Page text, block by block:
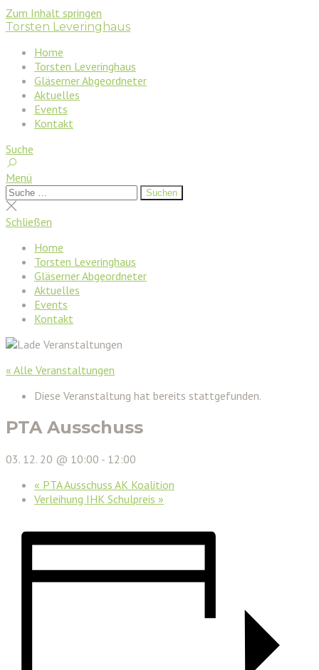
Zum Inhalt springen
Torsten Leveringhaus
Home
Torsten Leveringhaus
Gläserner Abgeordneter
Aktuelles
Events
Kontakt
Suche
Menü
Suchen
nach:
Suchen
Suche
schließen
Schließen
Home
Torsten Leveringhaus
Gläserner Abgeordneter
Aktuelles
Events
Kontakt
« Alle Veranstaltungen
Diese Veranstaltung hat bereits stattgefunden.
PTA Ausschuss
03. 12. 20 @ 10:00 - 12:00
« PTA Ausschuss AK Koalition
Verleihung IHK Schulpreis »